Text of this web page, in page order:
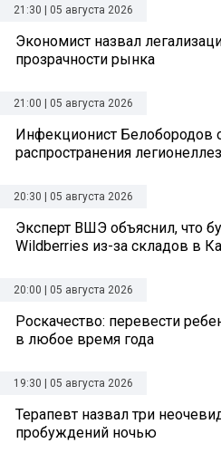
21:30 | 05 августа 2026
Экономист назвал
прозрачности рынка
21:00 | 05 августа 2026
Инфекционист Белобородов
распространения
20:30 | 05 августа 2026
Эксперт ВШЭ объяснил, что
Wildberries из-за складов в
20:00 | 05 августа 2026
Роскачество: перевести
в любое время года
19:30 | 05 августа 2026
Терапевт назвал три
пробуждений ночью